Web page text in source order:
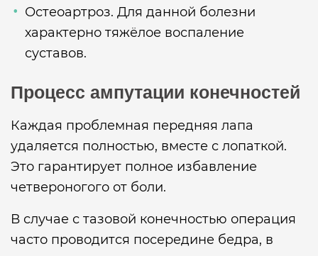
Остеоартроз. Для данной болезни
характерно тяжёлое воспаление
суставов.
Процесс ампутации конечностей
Каждая проблемная передняя лапа
удаляется полностью, вместе с лопаткой.
Это гарантирует полное избавление
четвероногого от боли.
В случае с тазовой конечностью операция
часто проводится посередине бедра, в